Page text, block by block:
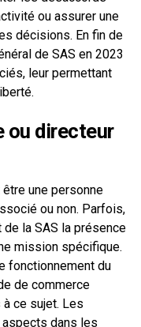
ou assurer une
décisions. En fin de
de SAS en 2023
leur permettant
ou directeur
être une personne
ou non. Parfois,
la SAS la présence
mission spécifique.
fonctionnement du
de commerce
ce sujet. Les
dans les